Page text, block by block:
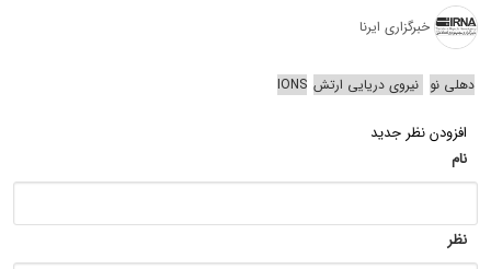
خبرگزاری ایرنا
دهلی نو نیروی دریایی ارتش IONS
افزودن نظر جدید
نام
نظر